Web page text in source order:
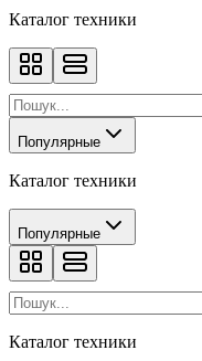
Каталог техники
Популярные
Каталог техники
Популярные
Каталог техники